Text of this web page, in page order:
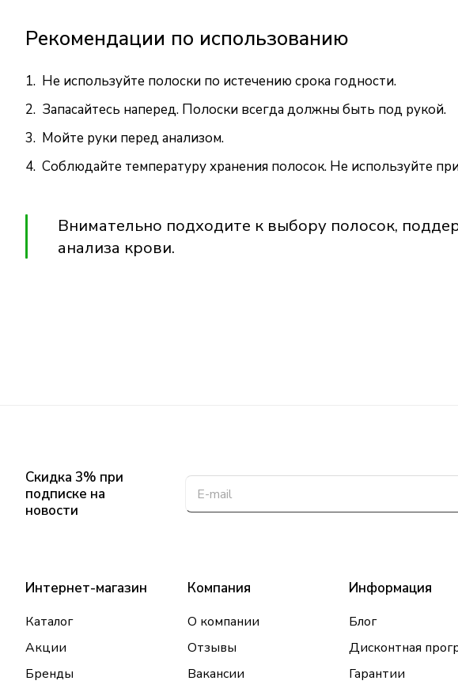
Рекомендации по использованию
Не используйте полоски по истечению срока годности.
Запасайтесь наперед. Полоски всегда должны быть под рукой.
Мойте руки перед анализом.
Соблюдайте температуру хранения полосок. Не используйте
Внимательно подходите к выбору полосок,
анализа крови.
Скидка 3% при
подписке на
новости
Интернет-магазин
Каталог
Акции
Бренды
Компания
О компании
Отзывы
Вакансии
Информация
Блог
Дисконтная
Гарантии